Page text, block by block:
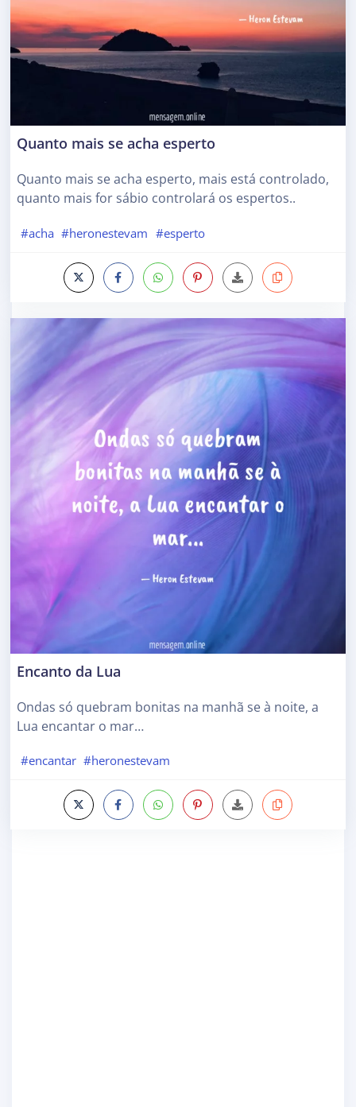
Quanto mais se acha esperto
Quanto mais se acha esperto, mais está controlado,
quanto mais for sábio controlará os espertos..
#acha #heronestevam #esperto
Encanto da Lua
Ondas só quebram bonitas na manhã se à noite, a
Lua encantar o mar…
#encantar #heronestevam